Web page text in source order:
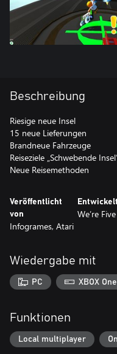
Beschreibung
Riesige neue Insel
15 neue Lieferungen
Brandneue Fahrzeuge
Reiseziele „Schwebende
Neue Reisemethoden
Veröffentlicht
von
Infogrames, Atari
We’re
Wiedergabe mit
PC XBOX One
Funktionen
Local multiplayer